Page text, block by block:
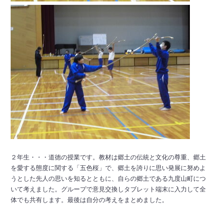
２年生・・・道徳の授業です。教材は郷土の伝統と文化の尊重、郷土
を愛する態度に関する「五色桜」で、郷土を誇りに思い発展に努めよ
うとした先人の思いを知るとともに、自らの郷土である九度山町につ
いて考えました。グループで意見交換しタブレット端末に入力して全
体でも共有します。最後は自分の考えをまとめました。